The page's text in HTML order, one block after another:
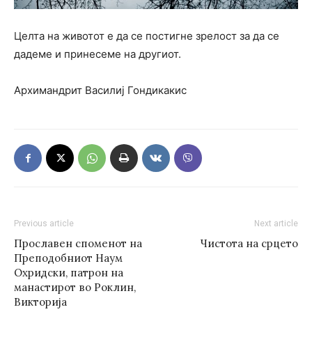
Целта на животот е да се постигне зрелост за да се
дадеме и принесеме на другиот.
Архимандрит Василиј Гондикакис
Previous article
Прославен споменот на
Преподобниот Наум
Охридски, патрон на
манастирот во Роклин,
Викторија
Next article
Чистота на срцето